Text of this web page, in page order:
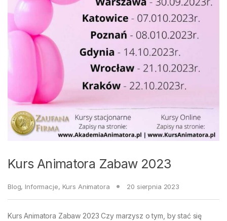
Kurs Animatora Zabaw 2023
Blog, Informacje, Kurs Animatora 20 sierpnia 2023
Kurs Animatora Zabaw 2023 Czy marzysz o tym, by stać się